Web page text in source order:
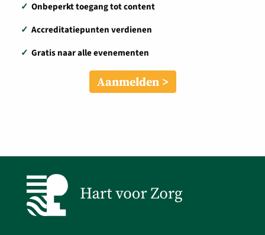
✓ Onbeperkt toegang tot content
✓ Accreditatiepunten verdienen
✓ Gratis naar alle evenementen
Aanmelden